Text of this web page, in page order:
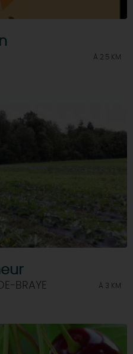
À 2.5 KM
BRAYE À 3 KM